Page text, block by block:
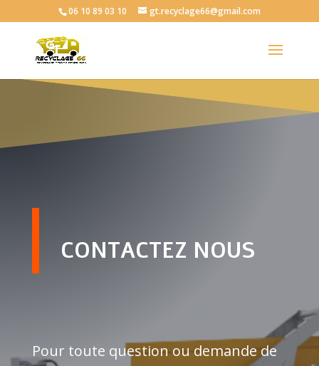
06 10 89 03 10 gt.recyclage66@gmail.com
CONTACTEZ NOUS
Pour toute question ou demande de